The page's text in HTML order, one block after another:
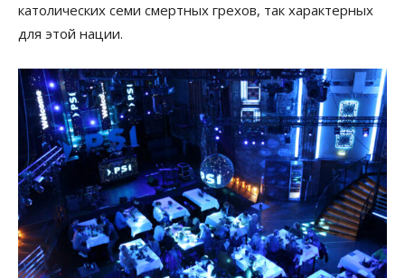
католических семи смертных грехов, так характерных
для этой нации.